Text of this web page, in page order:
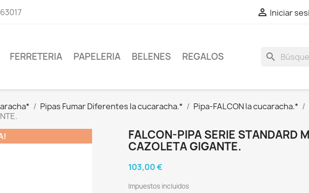
 Iniciar
FERRETERIA PAPELERIA BELENES REGALOS search
Pipas Fumar Diferentes la cucaracha.* Pipa-FALCON la cucaracha.*
FALCON-PIPA SERIE STANDARD
CAZOLETA GIGANTE.
103,00 €
Impuestos incluidos